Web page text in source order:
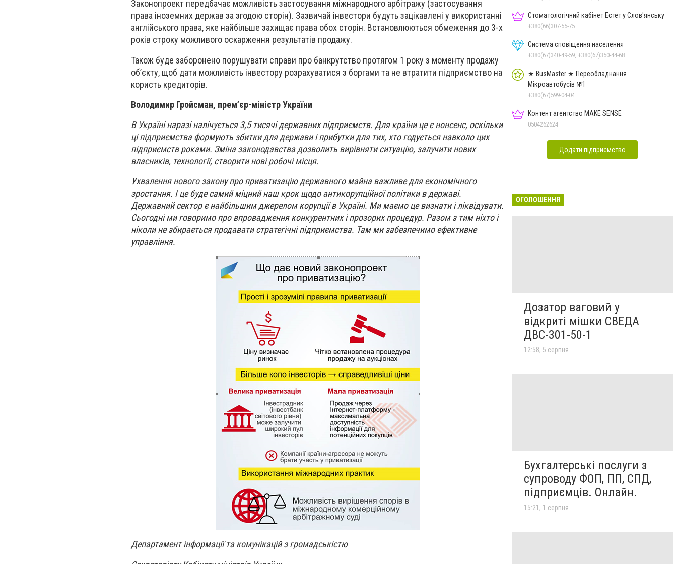
Законопроект передбачає можливість застосування міжнародного арбітражу (застосування
права іноземних держав за згодою сторін). Зазвичай інвестори будуть зацікавлені у використанні
англійського права, яке найбільше захищає права обох сторін. Встановлюються обмеження до 3-х
років строку можливого оскарження результатів продажу.
Також буде заборонено порушувати справи про банкрутство протягом 1 року з моменту продажу
об’єкту, щоб дати можливість інвестору розрахуватися з боргами та не втратити підприємство на
користь кредиторів.
Володимир Гройсман, прем’єр-міністр України
В Україні наразі налічується 3,5 тисячі державних підприємств. Для країни це є нонсенс, оскільки
ці підприємства формують збитки для держави і прибутки для тих, хто годується навколо цих
підприємств роками. Зміна законодавства дозволить вирівняти ситуацію, залучити нових
власників, технології, створити нові робочі місця.
Ухвалення нового закону про приватизацію державного майна важливе для економічного
зростання. І це буде самий міцний наш крок щодо антикорупційної політики в державі.
Державний сектор є найбільшим джерелом корупції в Україні. Ми маємо це визнати і ліквідувати.
Сьогодні ми говоримо про впровадження конкурентних і прозорих процедур. Разом з тим ніхто і
ніколи не збирається продавати стратегічні підприємства. Там ми забезпечимо ефективне
управління.
Департамент інформації та комунікацій з громадськістю
Стоматологічний кабінет Естет у Слов'янську
+380(66)307-55-75
Система сповіщення населення
+380(67)340-49-59, +380(67)350-44-68
★ BusMaster ★ Переобладнання
Мікроавтобусів №1
+380(67)599-04-04
Контент агентство MAKE SENSE
0504262624
Додати підприємство
ОГОЛОШЕННЯ
Дозатор ваговий у
відкриті мішки СВЕДА
ДВС-301-50-1
12:58, 5 серпня
Бухгалтерські послуги з
супроводу ФОП, ПП, СПД,
підприємців. Онлайн.
15:21, 1 серпня